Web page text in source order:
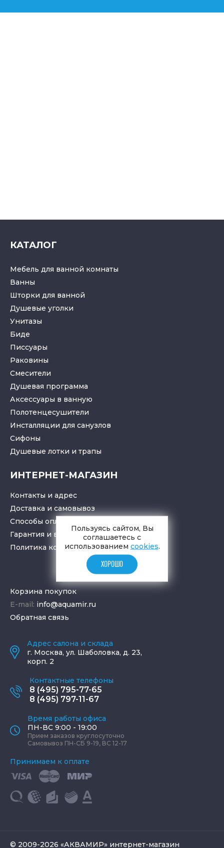
КАТАЛОГ
Мебель для ванной комнаты
Ванны
Шторки для ванной
Душевые уголки
Унитазы
Биде
Писсуары
Раковины
Смесители
Душевая программа
Аксессуары в ванную
Полотенцесушители
Инсталляции для санузлов
Cифоны
Душевые лотки и трапы
ИНТЕРНЕТ-МАГАЗИН
Контакты и адрес
Доставка и самовывоз
Способы оплаты
Гарантия и возврат товара
Политика конфиденциальности
Корзина покупок
E-mail: info@aquamir.ru
Обратная связь
Адрес салона и склада
г. Москва, ул. Шаболовка, д. 23,
корп. 2
Контактные телефоны
8 (495) 795-77-65
8 (495) 797-11-67
Время работы офиса
ПН-ВС 9:00 - 19:00
Прием заказов круглосуточно
Самовывоз ПН-СБ 9-19, ВС 12-17
Принимаем к оплате
© 2009-2026 «АКВАМИР» интернет-магазин
Пользуясь сайтом, Вы
соглашаетесь с
использованием cookies.
ХОРОШО